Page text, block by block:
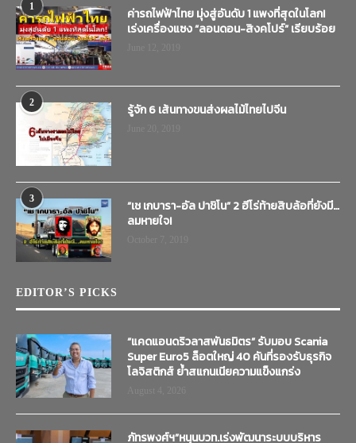
1
ค่ารถไฟฟ้าไทย มุ่งสู่อันดับ 1 แพงที่สุดในโลก!
เร่งเครื่องแซง “ลอนดอน-สิงคโปร์” เรียบร้อย
2 รู้จัก 6 เส้นทางขนส่งผลไม้ไทยไปจีน
3
“เช เกบารา-อัล ปาชิโน” 2 ฮีโร่ท้ายสิบล้อที่ยังมี…
ลมหายใจ!
EDITOR’S PICKS
“แคดแอนดริวลาสพันธมิตร” รับมอบ Scania
Super Euro5 ล็อตใหญ่ 40 คันที่รองรับธุรกิจ
โลจิสติกส์ ย้ำสแกนเนียความแข็งแกร่ง
ภัทรพงศ์ฯ”หนุนบวท.เร่งพัฒนาระบบบริหาร